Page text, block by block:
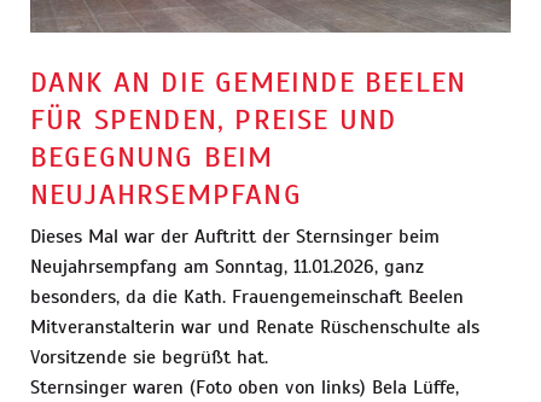
DANK AN DIE GEMEINDE BEELEN
FÜR SPENDEN, PREISE UND
BEGEGNUNG BEIM
NEUJAHRSEMPFANG
Dieses Mal war der Auftritt der Sternsinger beim
Neujahrsempfang am Sonntag, 11.01.2026, ganz
besonders, da die Kath. Frauengemeinschaft Beelen
Mitveranstalterin war und Renate Rüschenschulte als
Vorsitzende sie begrüßt hat.
Sternsinger waren (Foto oben von links) Bela Lüffe,